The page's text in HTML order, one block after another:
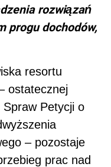
rozwiązań
progu dochodów,
resortu
ostatecznej
Petycji o
– pozostaje
prac nad